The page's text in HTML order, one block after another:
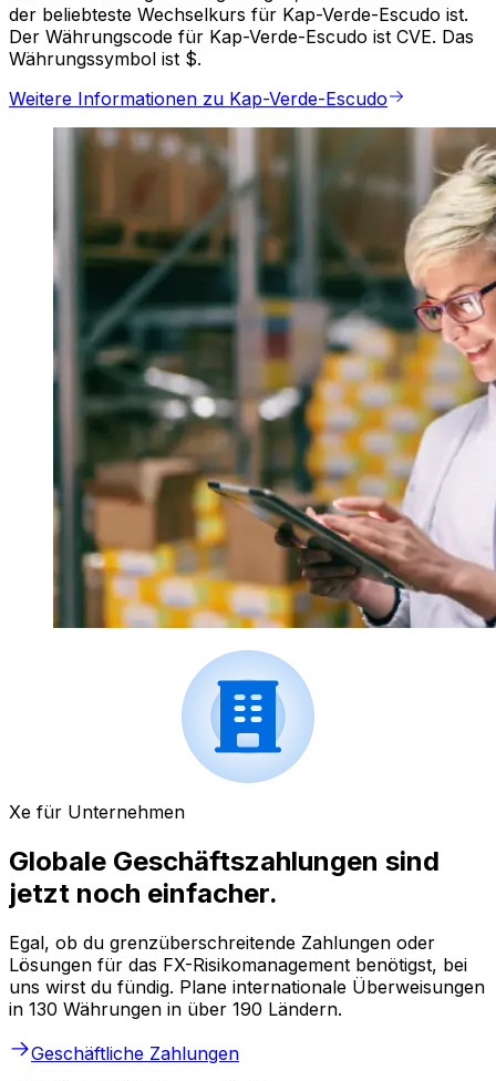
der beliebteste Wechselkurs für Kap-Verde-Escudo ist.
Der Währungscode für Kap-Verde-Escudo ist CVE. Das
Währungssymbol ist $.
Weitere Informationen zu Kap-Verde-Escudo
Xe für Unternehmen
Globale Geschäftszahlungen sind
jetzt noch einfacher.
Egal, ob du grenzüberschreitende Zahlungen oder
Lösungen für das FX-Risikomanagement benötigst, bei
uns wirst du fündig. Plane internationale Überweisungen
in 130 Währungen in über 190 Ländern.
Geschäftliche Zahlungen